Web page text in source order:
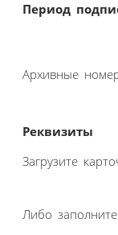
Период
Архивные
Реквизиты
Загрузите
Либо